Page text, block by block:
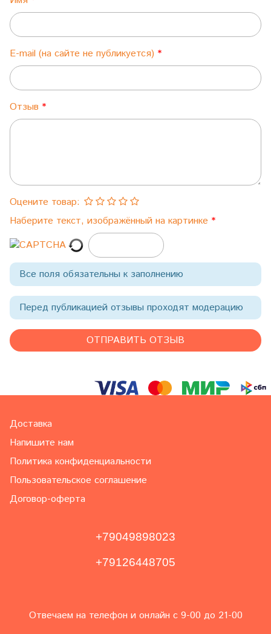
E-mail (на сайте не публикуется)
Отзыв
Оцените товар:
Наберите текст, изображённый на картинке
Все поля обязательны к заполнению
Перед публикацией отзывы проходят модерацию
Доставка
Напишите нам
Политика конфиденциальности
Пользовательское соглашение
Договор-оферта
+79049898023
+79126448705
Отвечаем на телефон и онлайн с 9-00 до 21-00